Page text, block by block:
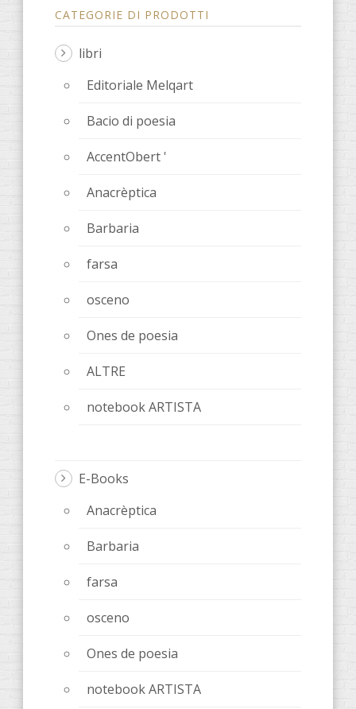
CATEGORIE DI PRODOTTI
libri
Editoriale Melqart
Bacio di poesia
AccentObert '
Anacrèptica
Barbaria
farsa
osceno
Ones de poesia
ALTRE
notebook ARTISTA
E-Books
Anacrèptica
Barbaria
farsa
osceno
Ones de poesia
notebook ARTISTA